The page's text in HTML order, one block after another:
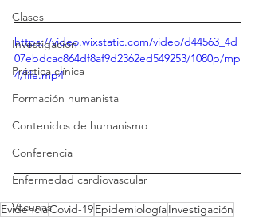
Clases
Investigación
Práctica clínica
Formación humanista
Contenidos de humanismo
Conferencia
Enfermedad cardiovascular
Vacunas
https://video.wixstatic.com/video/d44563_4d
07ebdcac864df8af9d2362ed549253/1080p/mp
4/file.mp4
EvidenciaCovid-19EpidemiologíaInvestigación